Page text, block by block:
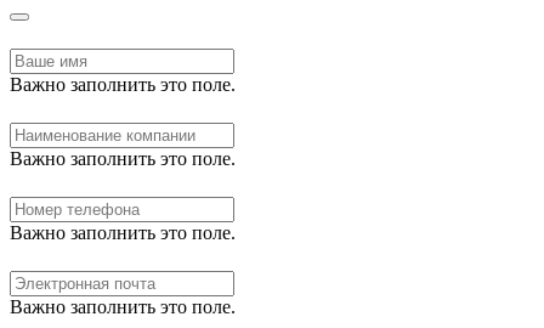
Важно заполнить это поле.
Важно заполнить это поле.
Важно заполнить это поле.
Важно заполнить это поле.